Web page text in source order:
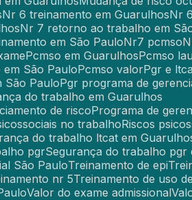
Nr 6 treinamento em Guarulhos
Nr 7 retorno ao trabalho em
em São Paulo Nr7 pcmso
Pcmso em Guarulhos Pcmso
em São Paulo Pcmso valor Pgr e
São Paulo Pgr programa de
do trabalho em Guarulhos
de risco
Programa de
no trabalho Riscos
do trabalho ltcat em
pgr Segurança do trabalho
São Paulo Treinamento de epi
nr 5 Treinamento de uso
Valor do exame admissional